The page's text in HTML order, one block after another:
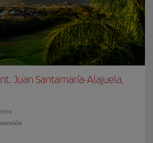
Juan Santamaría-Alajuela,